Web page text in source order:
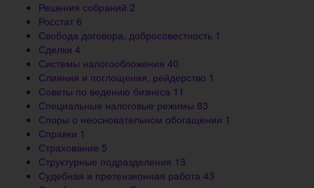
Решения собраний 2
Росстат 6
Свобода договора, добросовестность 1
Сделки 4
Системы налогообложения 40
Слияния и поглощения, рейдерство 1
Советы по ведению бизнеса 11
Специальные налоговые режимы 83
Споры о неосновательном обогащении 1
Справки 1
Страхование 5
Структурные подразделения 13
Судебная и претензионная работа 43